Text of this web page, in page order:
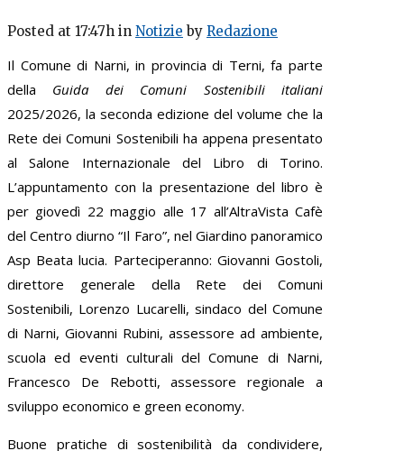
Posted at 17:47h in Notizie by Redazione
Il Comune di Narni, in provincia di Terni, fa parte
della Guida dei Comuni Sostenibili italiani
2025/2026, la seconda edizione del volume che la
Rete dei Comuni Sostenibili ha appena presentato
al Salone Internazionale del Libro di Torino.
L’appuntamento con la presentazione del libro è
per giovedì 22 maggio alle 17 all’AltraVista Cafè
del Centro diurno “Il Faro”, nel Giardino panoramico
Asp Beata lucia. Parteciperanno: Giovanni Gostoli,
direttore generale della Rete dei Comuni
Sostenibili, Lorenzo Lucarelli, sindaco del Comune
di Narni, Giovanni Rubini, assessore ad ambiente,
scuola ed eventi culturali del Comune di Narni,
Francesco De Rebotti, assessore regionale a
sviluppo economico e green economy.
Buone pratiche di sostenibilità da condividere,